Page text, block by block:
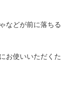
などが前に落ちる
お使いいただくた